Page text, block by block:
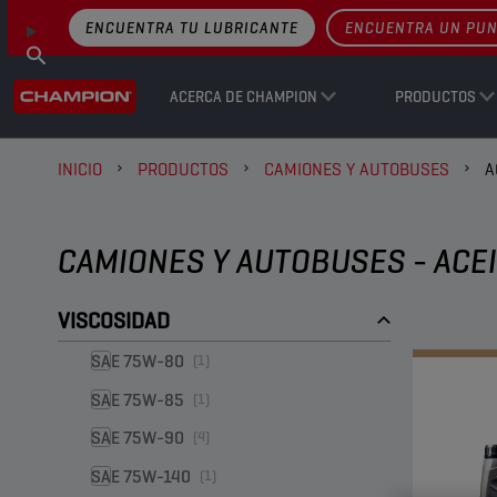
ACERCA DE CHAMPION PRODUCTOS
ENCUENTRA TU LUBRICANTE ENCUENTRA UN
INICIO PRODUCTOS CAMIONES Y AUTOBUSES
CAMIONES Y AUTOBUSES -
VISCOSIDAD
SAE 75W-80 (1)
SAE 75W-85 (1)
SAE 75W-90 (4)
SAE 75W-140 (1)